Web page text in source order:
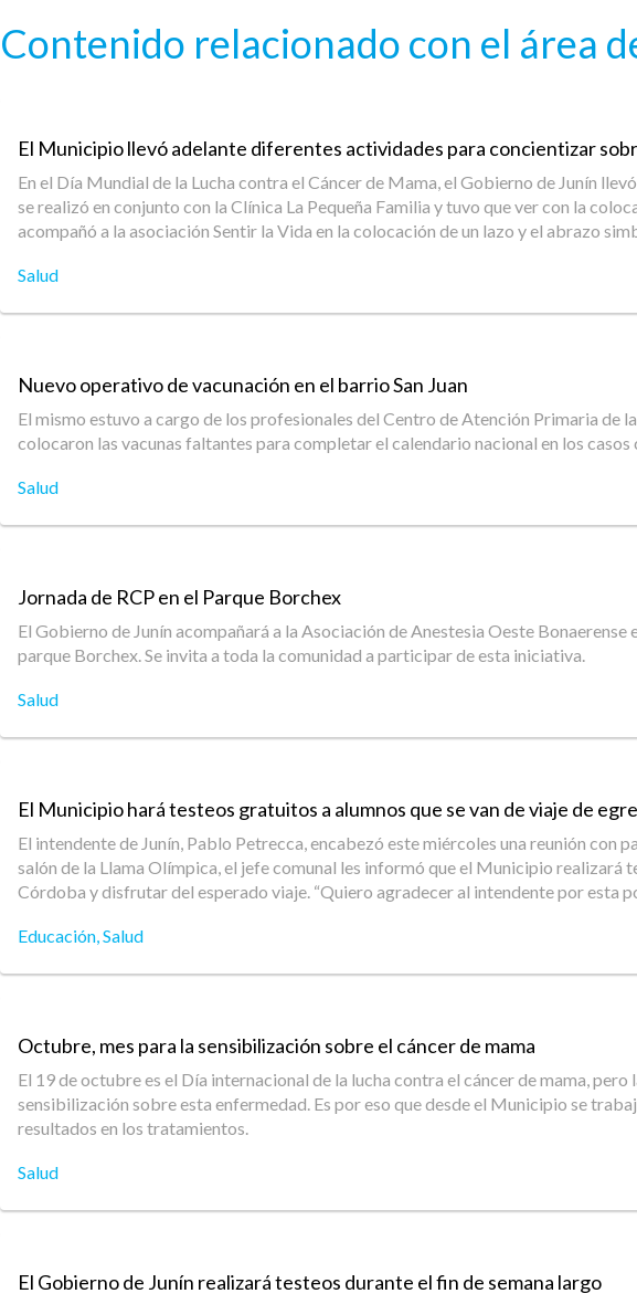
Contenido relacionado con el área
El Municipio llevó adelante diferentes actividades para concientizar
En el Día Mundial de la Lucha contra el Cáncer de Mama, el Gobierno de Junín
se realizó en conjunto con la Clínica La Pequeña Familia y tuvo que ver con la
acompañó a la asociación Sentir la Vida en la colocación de un lazo y el abrazo
Salud
Nuevo operativo de vacunación en el barrio San Juan
El mismo estuvo a cargo de los profesionales del Centro de Atención Primaria de
colocaron las vacunas faltantes para completar el calendario nacional en los
Salud
Jornada de RCP en el Parque Borchex
El Gobierno de Junín acompañará a la Asociación de Anestesia Oeste
parque Borchex. Se invita a toda la comunidad a participar de esta iniciativa.
Salud
El Municipio hará testeos gratuitos a alumnos que se van de viaje de
El intendente de Junín, Pablo Petrecca, encabezó este miércoles una reunión con
salón de la Llama Olímpica, el jefe comunal les informó que el Municipio
Córdoba y disfrutar del esperado viaje. “Quiero agradecer al intendente por esta
Educación,Salud
Octubre, mes para la sensibilización sobre el cáncer de mama
El 19 de octubre es el Día internacional de la lucha contra el cáncer de mama,
sensibilización sobre esta enfermedad. Es por eso que desde el Municipio se
resultados en los tratamientos.
Salud
El Gobierno de Junín realizará testeos durante el fin de semana largo